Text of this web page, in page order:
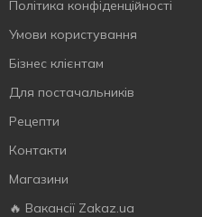
Політика конфіденційності
Умови користування
Бізнес клієнтам
Для постачальників
Рецепти
Контакти
Магазини
🔥 Вакансії Zakaz.ua